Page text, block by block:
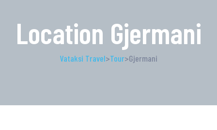
Location Gjermani
Vataksi Travel>Tour>Gjermani